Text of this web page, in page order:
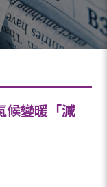
候變暖「減